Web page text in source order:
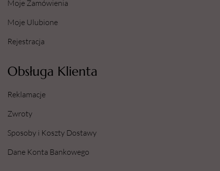
Moje Zamówienia
Moje Ulubione
Rejestracja
Obsługa Klienta
Reklamacje
Zwroty
Sposoby i Koszty Dostawy
Dane Konta Bankowego